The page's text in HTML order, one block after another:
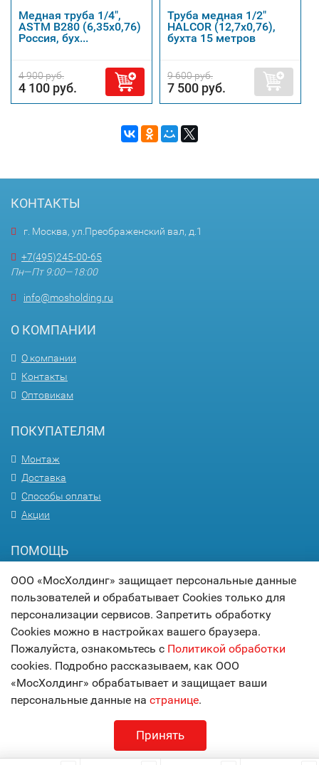
Медная труба 1/4",
ASTM B280 (6,35х0,76)
Россия, бух...
4 900 руб.
4 100 руб.
Труба медная 1/2"
HALCOR (12,7х0,76),
бухта 15 метров
9 600 руб.
7 500 руб.
КОНТАКТЫ
г. Москва, ул.Преображенский вал, д.1
+7(495)245-00-65
Пн—Пт 9:00—18:00
info@mosholding.ru
О КОМПАНИИ
О компании
Контакты
Оптовикам
ПОКУПАТЕЛЯМ
Монтаж
Доставка
Способы оплаты
Акции
ПОМОЩЬ
Вопрос-ответ
Гарантия
Статьи
Карта сайта
© 2017 МОСХОЛДИНГ
технологии комфорта
ООО «МосХолдинг» защищает персональные данные
пользователей и обрабатывает Cookies только для
персонализации сервисов. Запретить обработку
Cookies можно в настройках вашего браузера.
Пожалуйста, ознакомьтесь с Политикой обработки
cookies. Подробно рассказываем, как ООО
«МосХолдинг» обрабатывает и защищает ваши
персональные данные на странице.
Принять